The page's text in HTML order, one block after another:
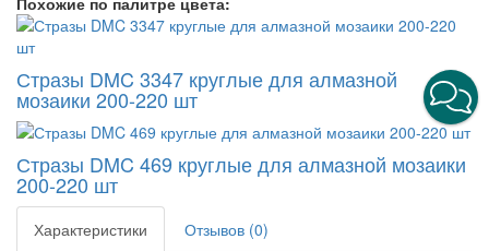
Стразы DMC 3347 круглые для алмазной
мозаики 200-220 шт
Стразы DMC 469 круглые для алмазной мозаики
200-220 шт
Характеристики
Отзывов (0)